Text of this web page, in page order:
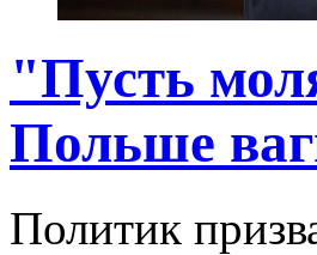
"Пусть
Польше
Политик